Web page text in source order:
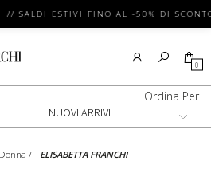
SALDI ESTIVI FINO AL -50% DI
0
Ordina Per
/ ELISABETTA FRANCHI